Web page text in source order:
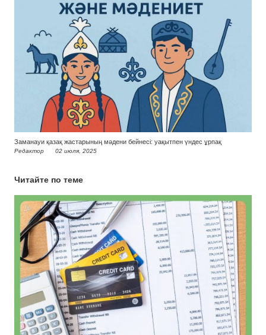
Заманауи қазақ жастарының мәдени бейнесі: уақытпен үндес ұрпақ
Редактор 02 июля, 2025
Читайте по теме